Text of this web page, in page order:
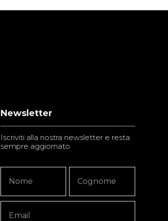
Newsletter
Iscriviti alla nostra newsletter e resta
sempre aggiornato
Signup
Copy